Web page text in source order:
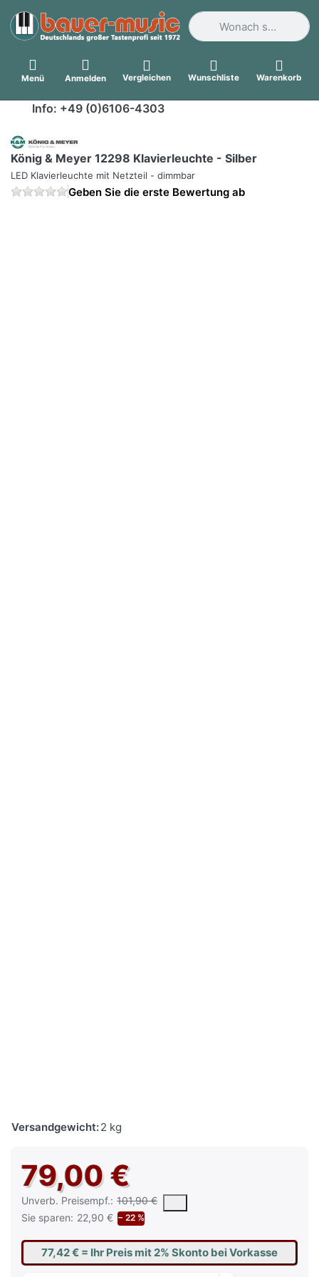
Geben Sie einen
Menü Anmelden Vergleichen Wunschliste Warenkorb
Info: +49 (0)6106-4303
König & Meyer 12298 Klavierleuchte - Silber
LED Klavierleuchte mit Netzteil - dimmbar
Geben Sie die erste Bewertung ab
Versandgewicht:2 kg
79,00 €
Unverb. Preisempf.: 101,90 €
Die UVP ist der vorgeschlagene oder empfohlene
Sie sparen: 22,90 € − 22 %
77,42 € = Ihr Preis mit 2% Skonto bei Vorkasse